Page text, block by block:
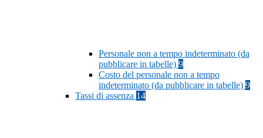
Personale non a tempo indeterminato (da
pubblicare in tabelle) 9
Costo del personale non a tempo
indeterminato (da pubblicare in tabelle) 9
Tassi di assenza 14